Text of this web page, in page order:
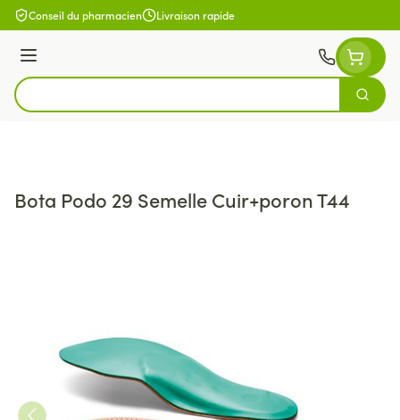
Aller au contenu
Conseil du pharmacien Livraison rapide
Menu
Rechercher
Bota Podo 29 Semelle Cuir+poron T44